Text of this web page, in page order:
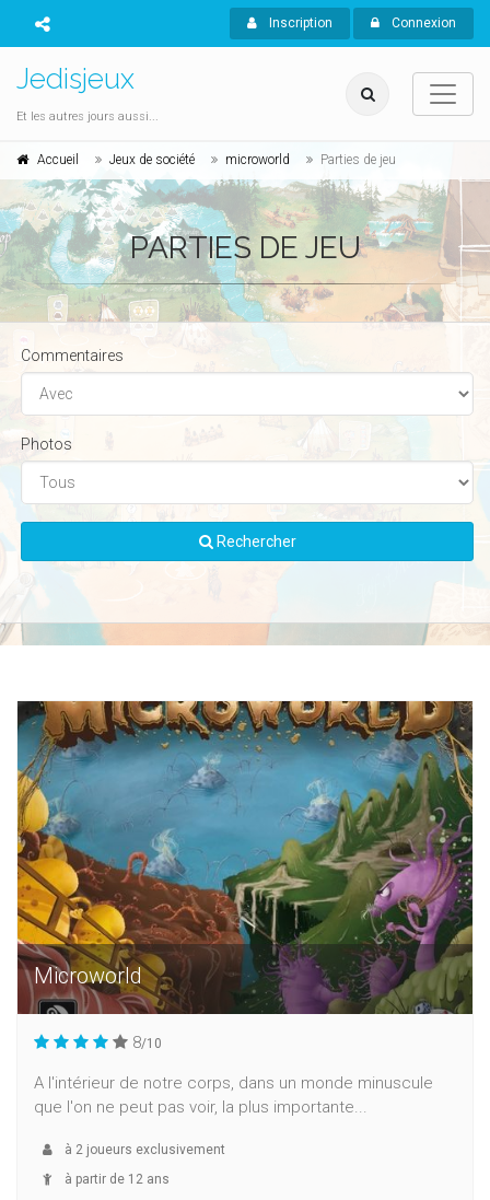
Inscription Connexion
Jedisjeux
Et les autres jours aussi...
Accueil Jeux de société microworld Parties de jeu
PARTIES DE JEU
Commentaires
Photos
Rechercher
Microworld
8/10
A l'intérieur de notre corps, dans un monde minuscule
que l'on ne peut pas voir, la plus importante...
à 2 joueurs exclusivement
à partir de 12 ans